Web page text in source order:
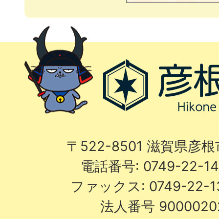
〒522-8501 滋賀県彦
電話番号: 0749-22-
ファックス: 0749-22-
法人番号